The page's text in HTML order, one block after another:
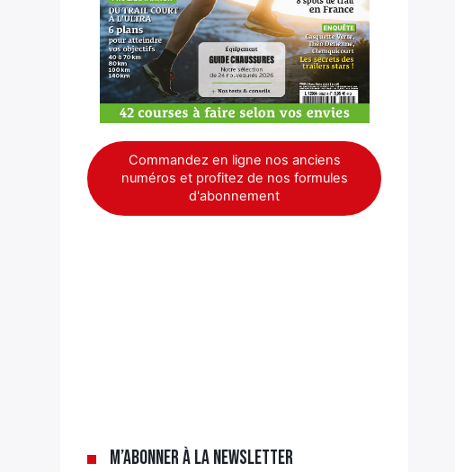
Commandez en ligne nos anciens
numéros et profitez de nos formules
d'abonnement
M’abonner à la newsletter